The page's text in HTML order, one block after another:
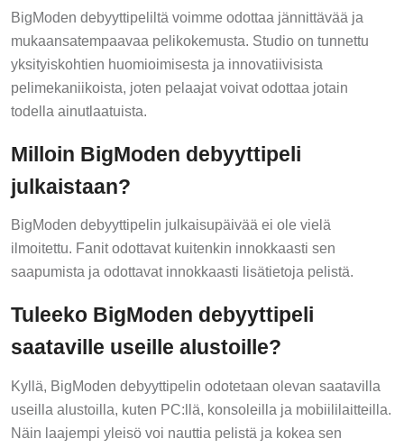
BigModen debyyttipeliltä voimme odottaa jännittävää ja
mukaansatempaavaa pelikokemusta. Studio on tunnettu
yksityiskohtien huomioimisesta ja innovatiivisista
pelimekaniikoista, joten pelaajat voivat odottaa jotain
todella ainutlaatuista.
Milloin BigModen debyyttipeli
julkaistaan?
BigModen debyyttipelin julkaisupäivää ei ole vielä
ilmoitettu. Fanit odottavat kuitenkin innokkaasti sen
saapumista ja odottavat innokkaasti lisätietoja pelistä.
Tuleeko BigModen debyyttipeli
saataville useille alustoille?
Kyllä, BigModen debyyttipelin odotetaan olevan saatavilla
useilla alustoilla, kuten PC:llä, konsoleilla ja mobiililaitteilla.
Näin laajempi yleisö voi nauttia pelistä ja kokea sen